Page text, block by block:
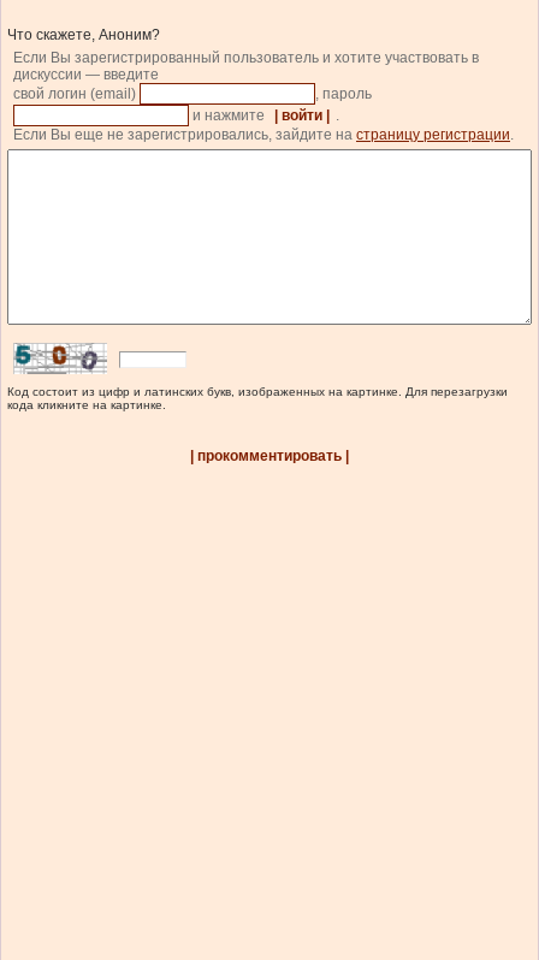
Что скажете, Аноним?
Если Вы зарегистрированный пользователь и хотите участвовать в
дискуссии — введите
свой логин (email)
, пароль
и нажмите
| войти |
.
Если Вы еще не зарегистрировались, зайдите на страницу регистрации.
Код состоит из цифр и латинских букв, изображенных на картинке. Для перезагрузки
кода кликните на картинке.
| прокомментировать |